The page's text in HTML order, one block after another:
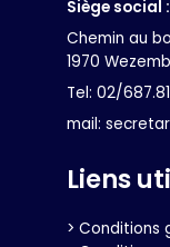
Siège social :
Chemin au
1970
Tel: 02/
mail:
Liens
> Conditions